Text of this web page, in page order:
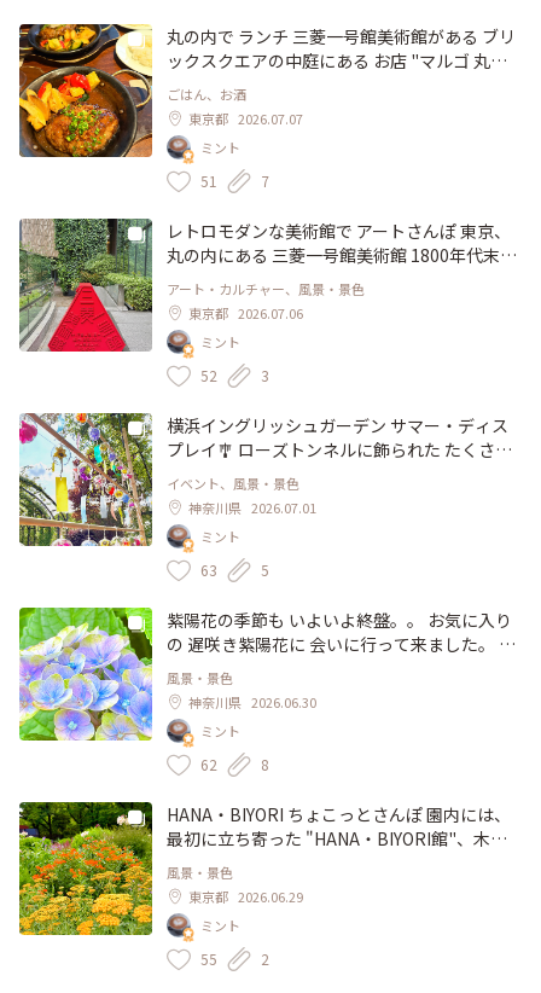
ェ #フルーツパーラー #千疋屋 #東京 #KITTE #
丸の内 #ユーザーさんとアート散歩
丸の内で ランチ 三菱一号館美術館がある ブリ
ックスクエアの中庭にある お店 "マルゴ 丸の
内" ワインビストロですが、ランチもいただけ
ます。 この日は、手こねハンバーグを。 ソー
スは、デミグラス、しそ和風おろし、サルサ、
シャリアピン(玉ねぎ) から選べ、オニオンソー
スにしました。 ハンバーグは、ふんわりジュ
味しかったです。 (ランチにはサラダが付きま
す) アート鑑賞の余韻と、緑豊かなお庭の風景
や レンガ造りのレトロな雰囲気とが 相まっ
て、素敵なひと時でした。 ランチで 利用され
る場合は、店内のテーブルが小さいので、テラ
ス席がお勧めです。 #ランチ #ハンバーグ #ワ
インビストロ #マルゴ #丸の内 #丸の内ブリッ
ごはん、お酒
東京都 2026.07.07
ミント
51 7
レトロモダンな美術館で アートさんぽ 東京、
丸の内にある 三菱一号館美術館 1800年代末期
に、イギリス人建築家 ジョサイア・コンドル
氏によって 設計された 洋風事務所建築の建物
で、当時は 銀行と 3階部分は 貸し事務所だっ
たそう。 老朽化のため 一度解体、約20年前に
同じ場所に 復元され、蘇ったのだとか。 煉瓦
庭は、何とも 趣きがあります。 今回 鑑賞した
のは、6月中旬から 開催中の 「 "カフェ"に集
う芸術家 -印象派からロートレック、ピカソま
で-」 19世紀後半のパリ。。。 カフェや キャ
バレー、ダンスホールなどの娯楽場に焦点を当
て、芸術家たちが ここに集い、芸術の論議を
戦わせながら、この地で生まれた マネ、ゴッ
絵、リトグラフなど)約130点が紹介され、展
示されています。 中でも印象的だったのは、
華やかな画風♡ 今観ても、新しさを感じま
す。 館内のアートは、数作品を除き、撮影可
能。 あとから 余韻を楽しむことも出来て、嬉
しいです☺️ 当時の パリの空気が感じられる お
ています。 #アート #企画展 #展覧会 #パリ #フ
ランス #カフェ #三菱一号館美術館 #ユーザー
アート・カルチャー、風景・景色
東京都 2026.07.06
ミント
52 3
横浜イングリッシュガーデン サマー・ディス
プレイ🎐 ローズトンネルに飾られた たくさん
の風鈴 夏の到来を感じさせてくれる 季節の風
物詩です。 緑の中で、キラキラと輝く ガラス
風鈴♡ 涼やかな音色を聞きながら、深まる緑
の風景を 楽しみました。 風鈴飾りは、9月11
日まで見られるそうです #風景 #風鈴 #サマー
ッシュガーデン #ひみつの絶景 #横浜 #神奈川
イベント、風景・景色
神奈川県 2026.07.01
ミント
63 5
紫陽花の季節も いよいよ終盤。。 お気に入り
の 遅咲き紫陽花に 会いに行って来ました。 多
色が美しい 虹色の紫陽花、"マジカルコラー
ル" 何度見ても 癒されます✨ 今年は、花が少し
小さめですが、発色の良さは 相変わらず♡ ブ
ルー、パープル、ピンク、グリーン。。 咲き
進むにつれて、色々なカラーが湧き出るように
を見せてくれてありがとう♡ また来年 会える
のを 楽しみに。。💜 #紫陽花 #風景 #マジカル
コラール #お気に入りの紫陽花 #推し紫陽花 #
ひみつの絶景 #横浜イングリッシュガーデン #
横浜 #神奈川 #紫陽花さんぽ
風景・景色
神奈川県 2026.06.30
ミント
62 8
HANA・BIYORI ちょこっとさんぽ 園内には、
最初に立ち寄った "HANA・BIYORI館"、木々
や 草花、ハーブなど、四季の風景が楽しめる
ナチュラルガーデン "彩りの小路"、京都御所
から移築された と言われている 聖門をはじ
め、重要文化財に指定されている 仏像などが
安置されている "聖なる森" の3箇所に分かれて
風景・景色
東京都 2026.06.29
ミント
55 2